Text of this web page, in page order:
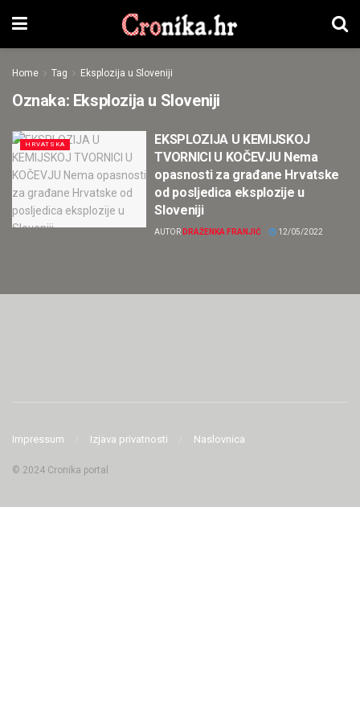
Home Tag Eksplozija u Sloveniji
Oznaka: Eksplozija u Sloveniji
HRVATSKA
EKSPLOZIJA U KEMIJSKOJ
TVORNICI U KOČEVJU Nema
opasnosti za građane Hrvatske
od posljedica eksplozije u
Sloveniji
AUTOR DRAŽENKA FRANJIĆ 12/05/2022
Impressum Izjava privatnosti Naslovnica
© 2024 Cronika portal